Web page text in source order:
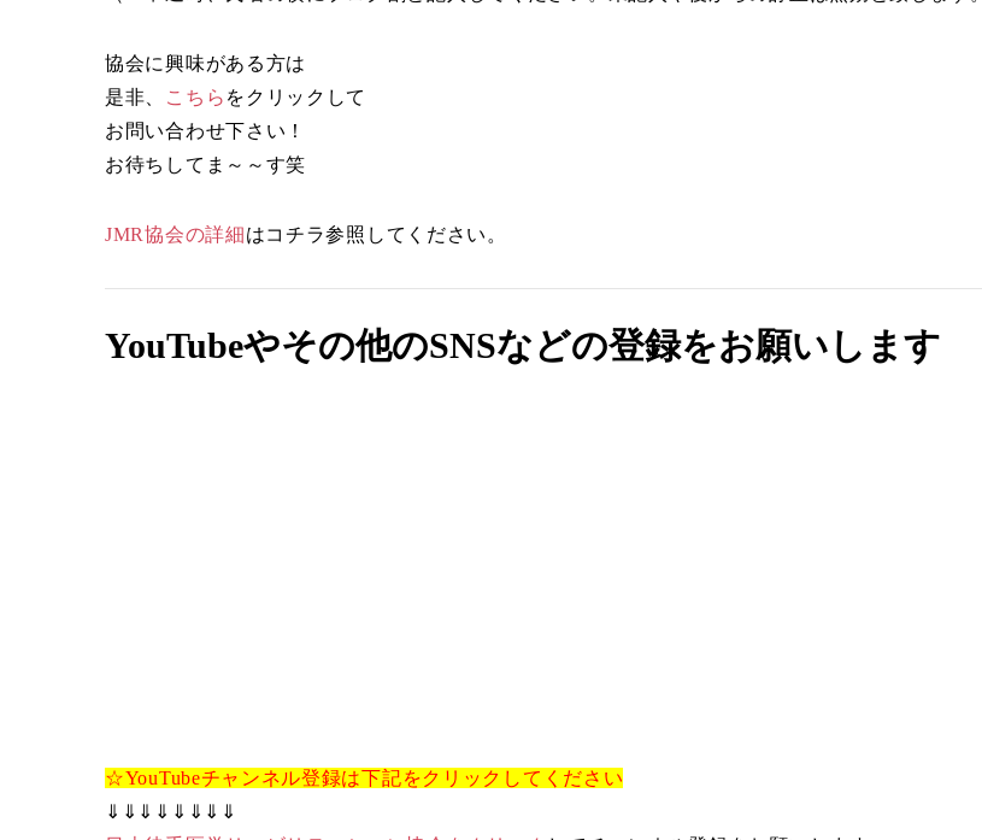
協会に興味がある方は
是非、
こちら をクリックして
お問い合わせ下さい！
お待ちしてま～～す笑
JMR協会の詳細はコチラ参照してください。
YouTubeやその他のSNSなどの登録をお願いします
☆YouTubeチャンネル登録は下記をクリックしてください
⇓⇓⇓⇓⇓⇓⇓⇓